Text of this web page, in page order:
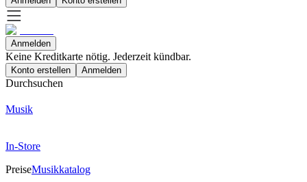
Anmelden
Keine Kreditkarte nötig. Jederzeit kündbar.
Konto erstellen Anmelden
Durchsuchen
Musik
In-Store
PreiseMusikkatalog